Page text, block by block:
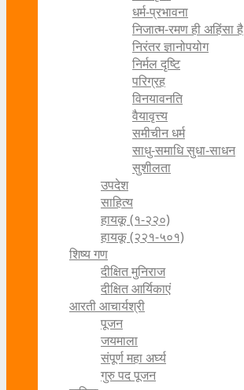
धर्म-प्रभावना
निजात्म-रमण ही अहिंसा है
निरंतर ज्ञानोपयोग
निर्मल दृष्टि
परिग्रह
विनयावनति
वैयावृत्त्य
समीचीन धर्म
साधु-समाधि सुधा-साधन
सुशीलता
उपदेश
साहित्य
हायकू (१‍-२२०)
हायकू (२२१-५०१)
शिष्य गण
दीक्षित मुनिराज
दीक्षित आर्यिकाएं
आरती आचार्यश्री
पूजन
जयमाला
संपूर्ण महा अर्घ्य
गुरु पद पूजन